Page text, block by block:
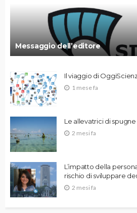
Messaggio dell’editore
Il viaggio di
1 mese fa
Le allevatrici di
2 mesi fa
L’impatto della
rischio di sviluppare
2 mesi fa